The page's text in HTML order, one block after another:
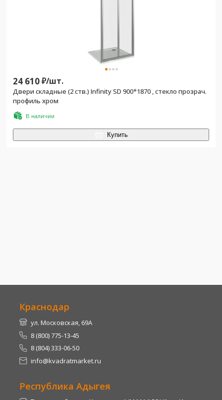
24 610₽/шт.
Двери складные (2 ств.) Infinity SD 900*1870 , стекло прозрач.
профиль хром
В наличии
Купить
Краснодар
ул. Московская, 69А
8 (800) 775-13-45
8 (804) 333-06-50
info@kvadratmarket.ru
Республика Адыгея